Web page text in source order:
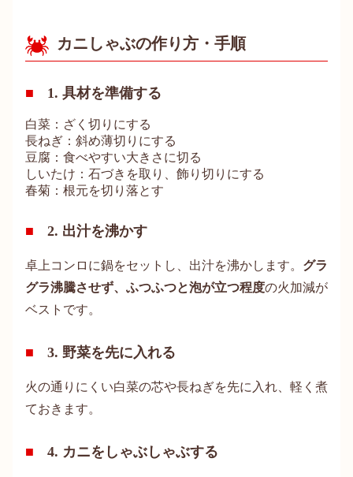
カニしゃぶの作り方・手順
1. 具材を準備する
白菜：ざく切りにする
長ねぎ：斜め薄切りにする
豆腐：食べやすい大きさに切る
しいたけ：石づきを取り、飾り切りにする
春菊：根元を切り落とす
2. 出汁を沸かす
卓上コンロに鍋をセットし、出汁を沸かします。 グラ
グラ沸騰させず、ふつふつと泡が立つ程度の火加減が
ベストです。
3. 野菜を先に入れる
火の通りにくい白菜の芯や長ねぎを先に入れ、軽く煮
ておきます。
4. カニをしゃぶしゃぶする